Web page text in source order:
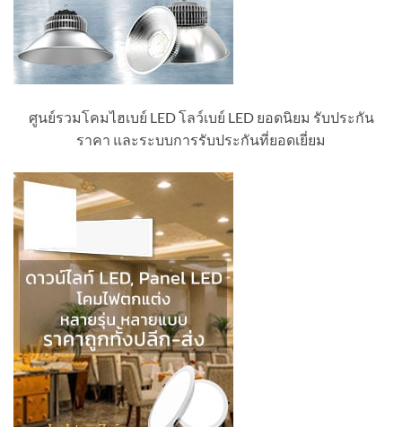
ศูนย์รวมโคมไฮเบย์ LED โลว์เบย์ LED ยอดนิยม รับประกัน
ราคา และระบบการรับประกันที่ยอดเยี่ยม